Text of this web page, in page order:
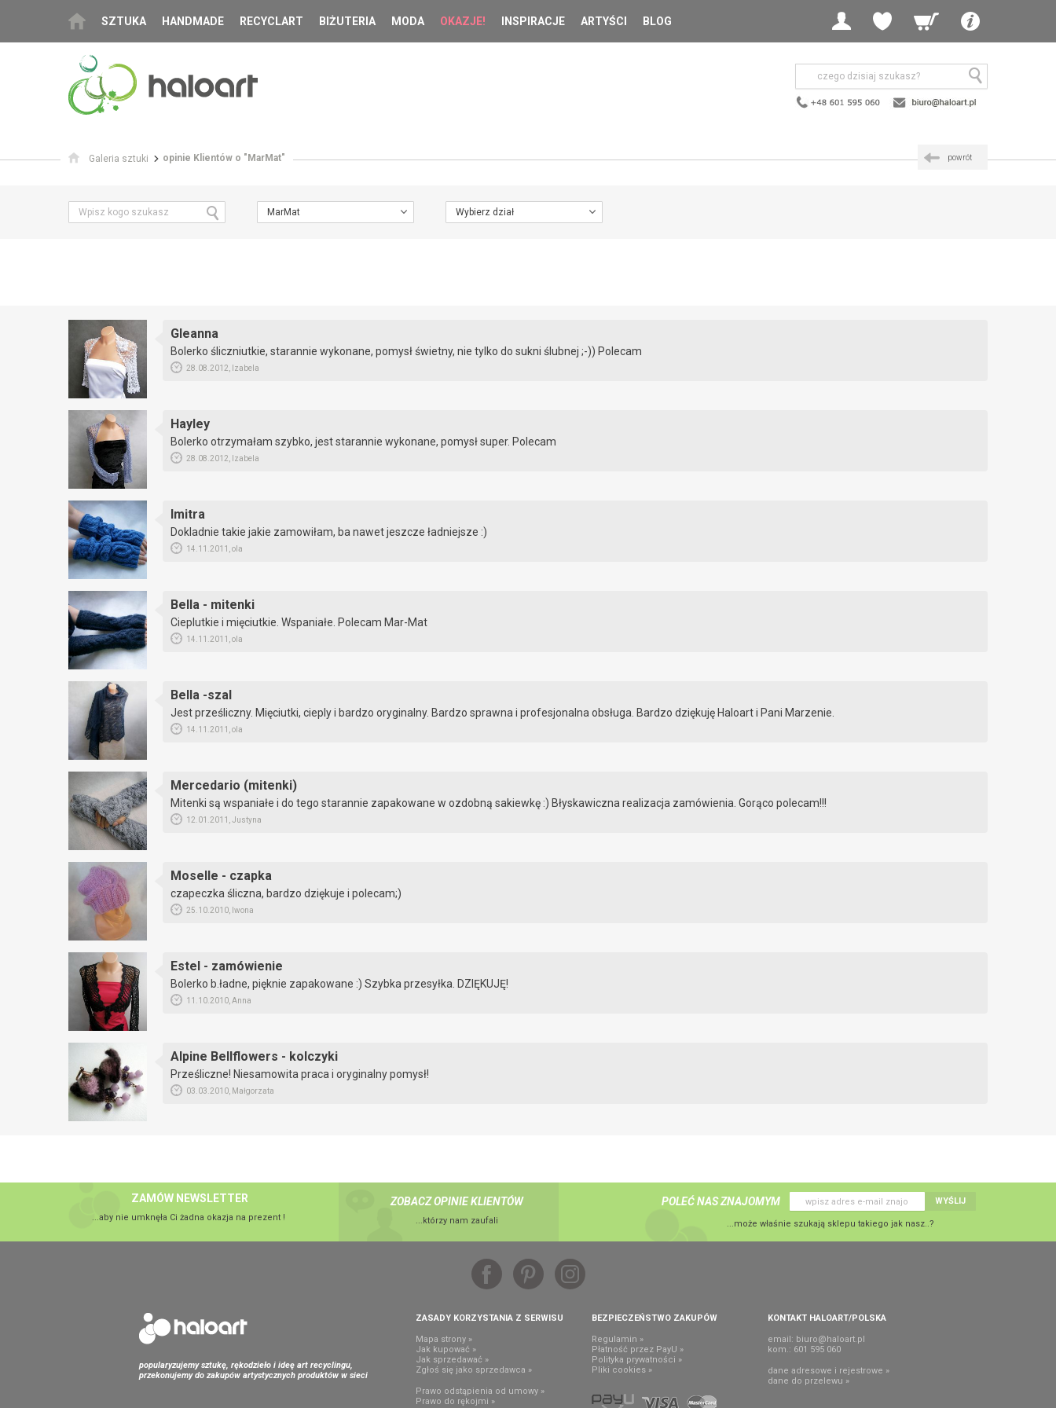
SZTUKA HANDMADE RECYCLART BIŻUTERIA MODA OKAZJE! INSPIRACJE ARTYŚCI BLOG
Galeria sztuki opinie Klientów o "MarMat" powrót
MarMat Wybierz dział
Gleanna
Bolerko śliczniutkie, starannie wykonane, pomysł świetny, nie tylko do sukni ślubnej ;-)) Polecam
28.08.2012, Izabela
Hayley
Bolerko otrzymałam szybko, jest starannie wykonane, pomysł super. Polecam
28.08.2012, Izabela
Imitra
Dokladnie takie jakie zamowiłam, ba nawet jeszcze ładniejsze :)
14.11.2011, ola
Bella - mitenki
Cieplutkie i mięciutkie. Wspaniałe. Polecam Mar-Mat
14.11.2011, ola
Bella -szal
Jest prześliczny. Mięciutki, cieply i bardzo oryginalny. Bardzo sprawna i profesjonalna obsługa. Bardzo dziękuję Haloart i Pani Marzenie.
14.11.2011, ola
Mercedario (mitenki)
Mitenki są wspaniałe i do tego starannie zapakowane w ozdobną sakiewkę :) Błyskawiczna realizacja zamówienia. Gorąco polecam!!!
12.01.2011, Justyna
Moselle - czapka
czapeczka śliczna, bardzo dziękuje i polecam;)
25.10.2010, Iwona
Estel - zamówienie
Bolerko b.ładne, pięknie zapakowane :) Szybka przesyłka. DZIĘKUJĘ!
11.10.2010, Anna
Alpine Bellflowers - kolczyki
Prześliczne! Niesamowita praca i oryginalny pomysł!
03.03.2010, Małgorzata
ZAMÓW NEWSLETTER
...aby nie umknęła Ci żadna okazja na prezent !
ZOBACZ OPINIE KLIENTÓW
...którzy nam zaufali
POLEĆ NAS ZNAJOMYM WYŚLIJ
...może właśnie szukają sklepu takiego jak nasz..?
popularyzujemy sztukę, rękodzieło i ideę art recyclingu,
przekonujemy do zakupów artystycznych produktów w sieci
ZASADY KORZYSTANIA Z SERWISU
Mapa strony »
Jak kupować »
Jak sprzedawać »
Zgłoś się jako sprzedawca »
Prawo odstąpienia od umowy »
Prawo do rękojmi »
BEZPIECZEŃSTWO ZAKUPÓW
Regulamin »
Płatność przez PayU »
Polityka prywatności »
Pliki cookies »
KONTAKT HALOART/POLSKA
email: biuro@haloart.pl
kom.: 601 595 060
dane adresowe i rejestrowe »
dane do przelewu »